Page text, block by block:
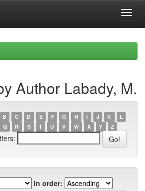
Author Labady, M.
B C D E F G H I J K
L
Q R S T U V W X Y Z
In order: